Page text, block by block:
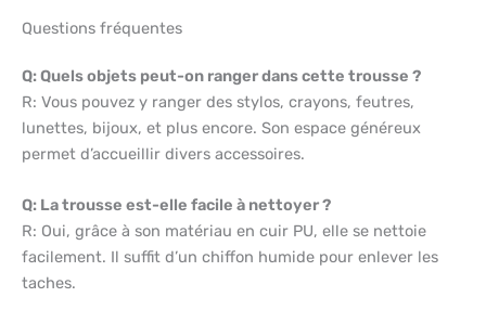
Questions fréquentes
Q: Quels objets peut-on ranger dans cette trousse ?
R: Vous pouvez y ranger des stylos, crayons, feutres,
lunettes, bijoux, et plus encore. Son espace généreux
permet d’accueillir divers accessoires.
Q: La trousse est-elle facile à nettoyer ?
R: Oui, grâce à son matériau en cuir PU, elle se nettoie
facilement. Il suffit d’un chiffon humide pour enlever les
taches.